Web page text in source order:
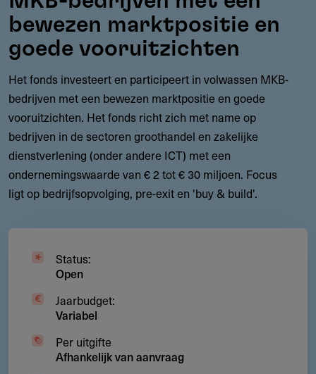
bewezen marktpositie en
goede vooruitzichten
Het fonds investeert en participeert in volwassen MKB-
bedrijven met een bewezen marktpositie en goede
vooruitzichten. Het fonds richt zich met name op
bedrijven in de sectoren groothandel en zakelijke
dienstverlening (onder andere ICT) met een
ondernemingswaarde van € 2 tot € 30 miljoen. Focus
ligt op bedrijfsopvolging, pre-exit en 'buy & build'.
Status:
Open
Jaarbudget:
Variabel
Per uitgifte
Afhankelijk van aanvraag